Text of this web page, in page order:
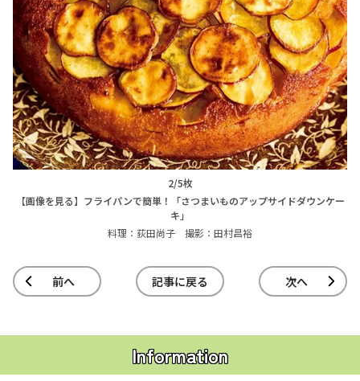
2/5枚
【画像を見る】フライパンで簡単！「さつまいものアップサイドダウンケー
キ」
料理：荻田尚子 撮影：田村昌裕
前へ 記事に戻る 次へ
Information